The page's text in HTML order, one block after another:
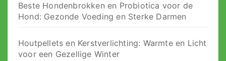
Beste Hondenbrokken en Probiotica voor de
Hond: Gezonde Voeding en Sterke Darmen
Houtpellets en Kerstverlichting: Warmte en Licht
voor een Gezellige Winter